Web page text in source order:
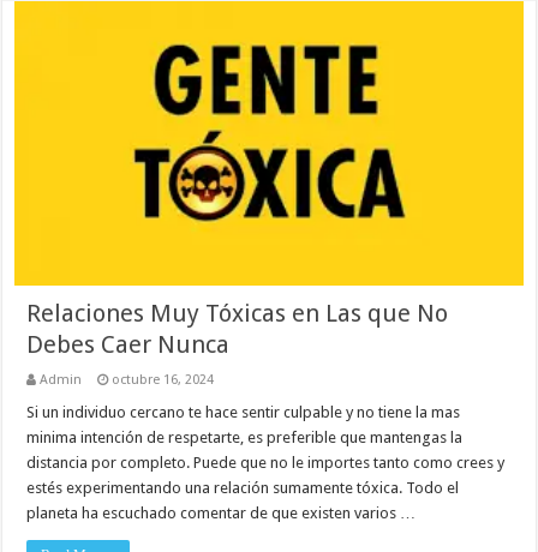
Relaciones Muy Tóxicas en Las que No
Debes Caer Nunca
Admin octubre 16, 2024
Si un individuo cercano te hace sentir culpable y no tiene la mas
minima intención de respetarte, es preferible que mantengas la
distancia por completo. Puede que no le importes tanto como crees y
estés experimentando una relación sumamente tóxica. Todo el
planeta ha escuchado comentar de que existen varios …